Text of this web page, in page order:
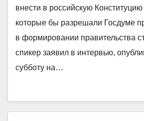
внести в российскую
которые бы разрешали Госдуме
в формировании правительства
спикер заявил в интервью,
субботу на…